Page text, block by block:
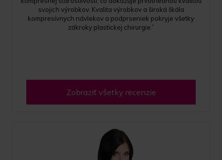
svojich výrobkov. Kvalita výrobkov a široká škála
kompresívnych návlekov a podprseniek pokryje všetky
zákroky plastickej chirurgie.”
Zobraziť všetky recenzie